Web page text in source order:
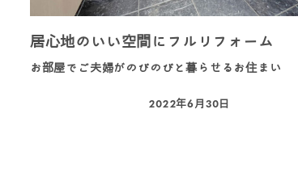
居心地のいい空間にフルリフォーム
お部屋でご夫婦がのびのびと暮らせるお住まい
2022年6月30日